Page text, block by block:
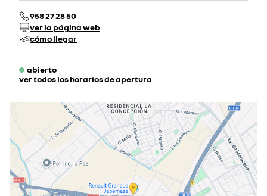
958 27 28 50
ver la página web
cómo llegar
abierto
ver todos los horarios de apertura
martes
09:00 - 13:3016:30 - 20:30
09:00 - 13:3016:30 - 20:30
09:00 - 13:30 16:30 - 20:30
viernes
09:00 - 13:3016:30 - 20:30
sábado
10:00 - 13:30cerrado actualmente
domingo
cerrado actualmente